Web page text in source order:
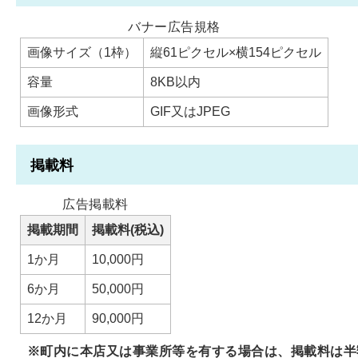
バナー広告規格
画像サイズ（1枠） 縦61ピクセル×横154ピクセル
容量 8KB以内
画像形式 GIF又はJPEG
掲載料
広告掲載料
掲載期間 掲載料(税込)
1か月 10,000円
6か月 50,000円
12か月 90,000円
※町内に本店又は事業所等を有する場合は、掲載料は半